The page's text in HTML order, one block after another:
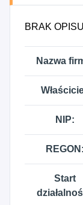
detaliczna
prowadzona
4764Z -
prowadzona
4773Z -
detaliczna
prowadzona
4791Z -
BRAK OPISU
Nazwa
NIP:
REGON:
Start